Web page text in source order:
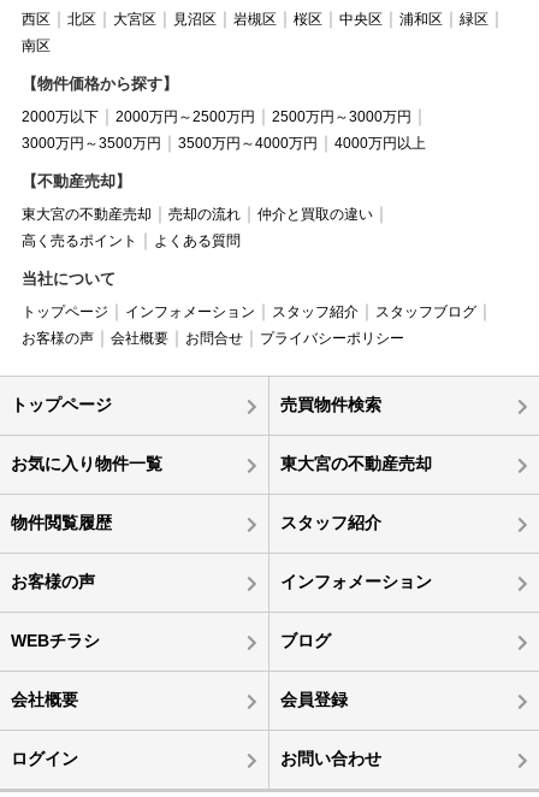
西区 北区 大宮区 見沼区 岩槻区 桜区 中央区 浦和区
緑区
南区
【物件価格から探す】
2000万以下 2000万円～2500万円
2500万円～3000万円
3000万円～3500万円
3500万円～4000万円 4000万円以上
【不動産売却】
東大宮の不動産売却 売却の流れ
仲介と買取の違い
高く売るポイント
よくある質問
当社について
トップページ インフォメーション スタッフ紹介
スタッフブログ
お客様の声
会社概要 お問合せ プライバシーポリシー
トップページ 売買物件検索
お気に入り物件一覧 東大宮の不動産売却
物件閲覧履歴 スタッフ紹介
お客様の声 インフォメーション
WEBチラシ ブログ
会社概要 会員登録
ログイン お問い合わせ